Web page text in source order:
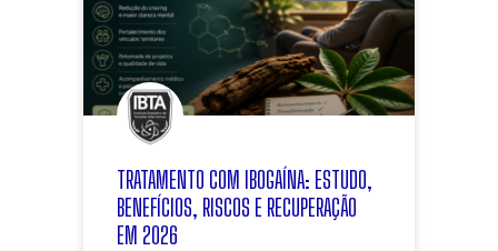
TRATAMENTO COM IBOGAÍNA: ESTUDO,
BENEFÍCIOS, RISCOS E RECUPERAÇÃO
EM 2026